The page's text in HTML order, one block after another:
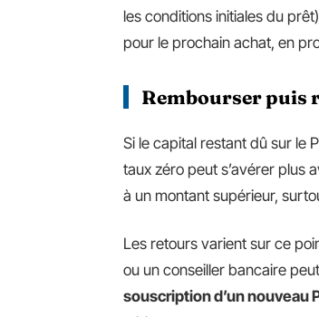
les conditions initiales du
pour le prochain achat, en
Rembourser puis
Si le capital restant dû sur le
taux zéro peut s’avérer plus
à un montant supérieur,
Les retours varient sur ce
ou un conseiller bancaire
souscription d’un nouveau